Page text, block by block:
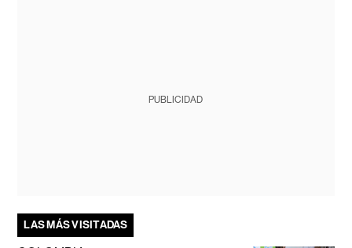
PUBLICIDAD
LAS MÁS VISITADAS